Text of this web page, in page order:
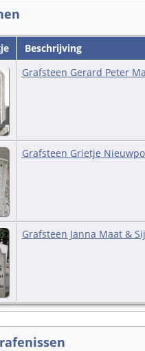
Beschrijving
Grafsteen Gerard Peter
Grafsteen Grietje
Grafsteen Janna Maat &